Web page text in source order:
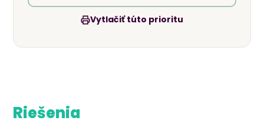
Riešenia
Vytlačiť túto prioritu